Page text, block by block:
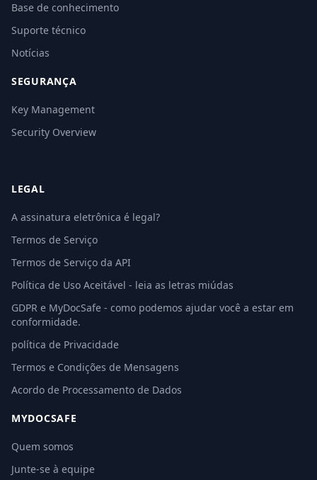
Base de conhecimento
Suporte técnico
Notícias
SEGURANÇA
Key Management
Security Overview
LEGAL
A assinatura eletrônica é legal?
Termos de Serviço
Termos de Serviço da API
Política de Uso Aceitável - leia as letras miúdas
GDPR e MyDocSafe - como podemos ajudar você a estar em
conformidade.
política de Privacidade
Termos e Condições de Mensagens
Acordo de Processamento de Dados
MYDOCSAFE
Quem somos
Junte-se à equipe